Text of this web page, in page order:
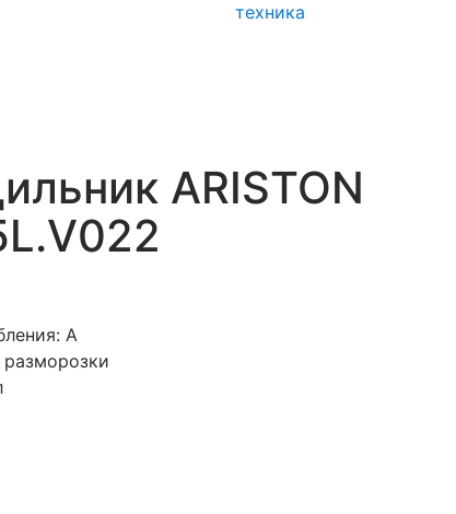
техника
ARISTON
A
разморозки